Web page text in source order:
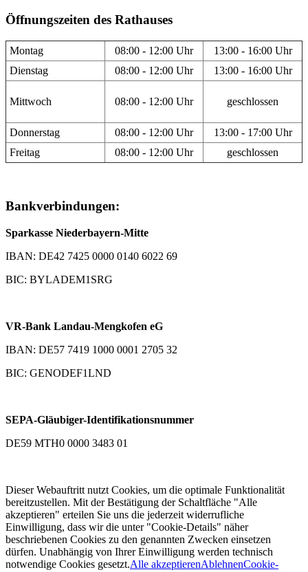
Öffnungszeiten des Rathauses
Montag 08:00 - 12:00 Uhr
13:00 - 16:00 Uhr
Dienstag
08:00 - 12:00 Uhr 13:00 - 16:00 Uhr
Mittwoch 08:00 - 12:00 Uhr geschlossen
Donnerstag 08:00 - 12:00 Uhr
13:00 - 17:00 Uhr
Freitag
08:00 - 12:00 Uhr geschlossen
Bankverbindungen:
Sparkasse Niederbayern-Mitte
IBAN: DE42 7425 0000 0140 6022 69
BIC: BYLADEM1SRG
VR-Bank Landau-Mengkofen eG
IBAN: DE57 7419 1000 0001 2705 32
BIC: GENODEF1LND
SEPA-Gläubiger-Identifikationsnummer
DE59 MTH0 0000 3483 01
Dieser Webauftritt nutzt Cookies, um die optimale Funktionalität
bereitzustellen. Mit der Bestätigung der Schaltfläche "Alle
akzeptieren" erteilen Sie uns die jederzeit widerrufliche
Einwilligung, dass wir die unter "Cookie-Details" näher
beschriebenen Cookies zu den genannten Zwecken einsetzen
dürfen. Unabhängig von Ihrer Einwilligung werden technisch
notwendige Cookies gesetzt.Alle akzeptierenAblehnenCookie-